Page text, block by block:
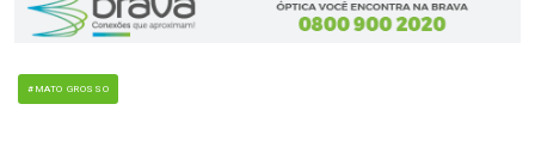
#MATO GROSSO